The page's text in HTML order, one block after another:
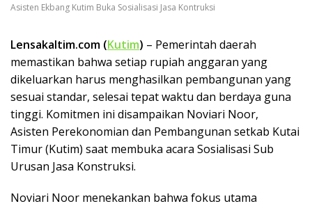
Asisten Ekbang Kutim Buka Sosialisasi Jasa Kontruksi
Lensakaltim.com (Kutim) – Pemerintah daerah
memastikan bahwa setiap rupiah anggaran yang
dikeluarkan harus menghasilkan pembangunan yang
sesuai standar, selesai tepat waktu dan berdaya guna
tinggi. Komitmen ini disampaikan Noviari Noor,
Asisten Perekonomian dan Pembangunan setkab Kutai
Timur (Kutim) saat membuka acara Sosialisasi Sub
Urusan Jasa Konstruksi.
Noviari Noor menekankan bahwa fokus utama